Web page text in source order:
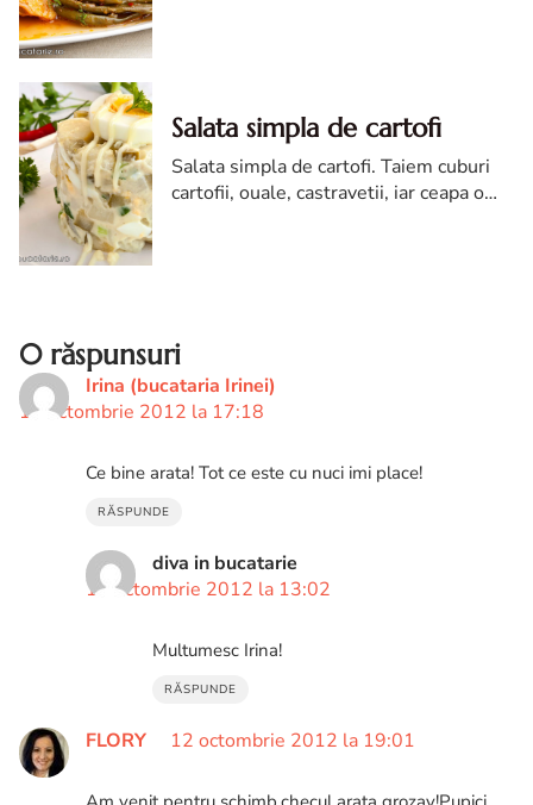
Salata simpla de cartofi
Salata simpla de cartofi. Taiem cuburi
cartofii, ouale, castravetii, iar ceapa o
0 răspunsuri
Irina (bucataria Irinei)
12 octombrie 2012 la 17:18
Ce bine arata! Tot ce este cu nuci imi place!
RĂSPUNDE
diva in bucatarie
13 octombrie 2012 la 13:02
Multumesc Irina!
RĂSPUNDE
FLORY 12 octombrie 2012 la 19:01